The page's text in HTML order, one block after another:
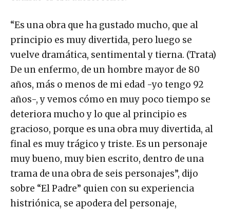
“Es una obra que ha gustado mucho, que al
principio es muy divertida, pero luego se
vuelve dramática, sentimental y tierna. (Trata)
De un enfermo, de un hombre mayor de 80
años, más o menos de mi edad -yo tengo 92
años-, y vemos cómo en muy poco tiempo se
deteriora mucho y lo que al principio es
gracioso, porque es una obra muy divertida, al
final es muy trágico y triste. Es un personaje
muy bueno, muy bien escrito, dentro de una
trama de una obra de seis personajes”, dijo
sobre “El Padre” quien con su experiencia
histriónica, se apodera del personaje,